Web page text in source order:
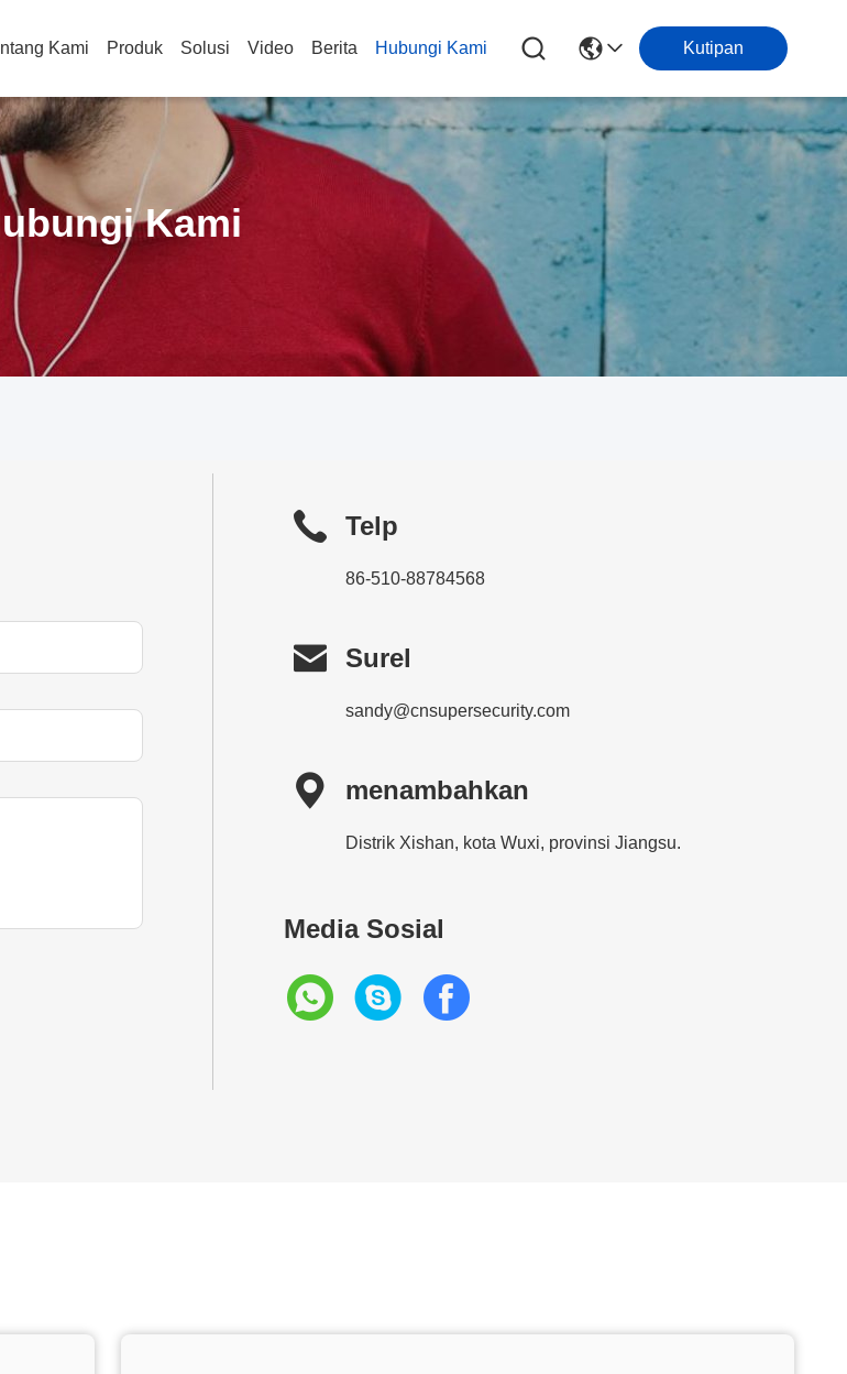
Kami Produk Solusi Video Berita Hubungi Kami Kutipan
Kami
Telp
86-510-88784568
 Surel
sandy@cnsupersecurity.com
 menambahkan
Distrik Xishan, kota Wuxi, provinsi Jiangsu.
Media Sosial